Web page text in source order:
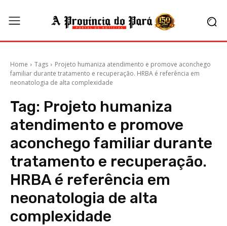
Home Tags
Projeto humaniza atendimento e promove aconchego
familiar durante tratamento e recuperação. HRBA é referência em
neonatologia de alta complexidade
Tag: Projeto humaniza
atendimento e promove
aconchego familiar durante
tratamento e recuperação.
HRBA é referência em
neonatologia de alta
complexidade